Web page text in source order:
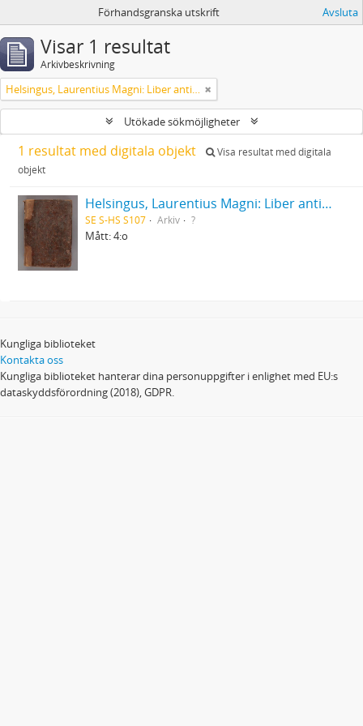
Förhandsgranska utskrift Avsluta
Visar 1 resultat
Arkivbeskrivning
Helsingus, Laurentius Magni: Liber antiphonarius
Utökade sökmöjligheter
1 resultat med digitala objekt
Visa resultat med digitala
objekt
Helsingus, Laurentius Magni: Liber antiphonarius
SE S-HS S107 Arkiv ?
Mått: 4:o
Kungliga biblioteket
Kontakta oss
Kungliga biblioteket hanterar dina personuppgifter i enlighet med EU:s
dataskyddsförordning (2018), GDPR.